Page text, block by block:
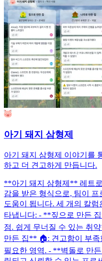
아기 돼지 삼형제
아기 돼지 삼형제 이야기를
하고 더 견고하게 만듭니다.
**아기 돼지 삼형제** 레트
감을 받은 형식으로, 팀이 프
도움이 됩니다. 세 개의 칼
타냅니다: - **짚으로 만든
점. 쉽게 무너질 수 있는 취
만든 집** 🏠: 견고함이 부
필요한 영역. - **벽돌로 만